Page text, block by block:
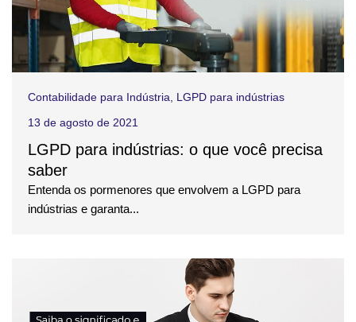
Contabilidade para Indústria, LGPD para indústrias
13 de agosto de 2021
LGPD para indústrias: o que você precisa
saber
Entenda os pormenores que envolvem a LGPD para
indústrias e garanta...